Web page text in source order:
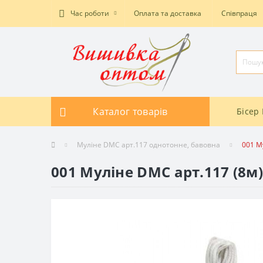
Час роботи Оплата та доставка Співпраця
Каталог товарів Бісер
Муліне DMC арт.117 однотонне, бавовна 001
001 Муліне DMC арт.117